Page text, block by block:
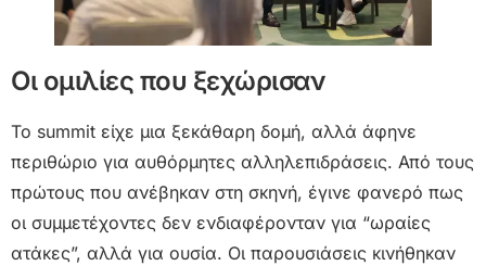
Οι ομιλίες που ξεχώρισαν
Το summit είχε μια ξεκάθαρη δομή, αλλά άφηνε
περιθώριο για αυθόρμητες αλληλεπιδράσεις. Από τους
πρώτους που ανέβηκαν στη σκηνή, έγινε φανερό πως
οι συμμετέχοντες δεν ενδιαφέρονταν για “ωραίες
ατάκες”, αλλά για ουσία. Οι παρουσιάσεις κινήθηκαν